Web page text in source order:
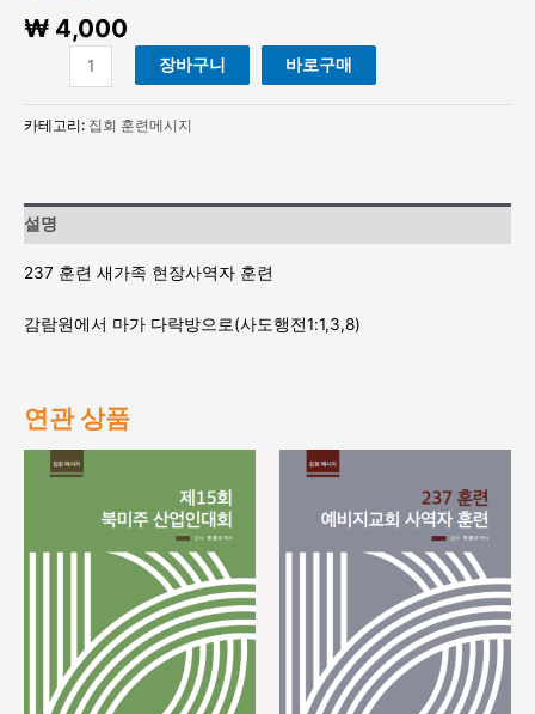
₩ 4,000
련
새
현
장
역
훈
량
장바구니 바로구매
카테고리: 집회 훈련메시지
설명
237 훈련 새가족 현장사역자 훈련
감람원에서 마가 다락방으로(사도행전1:1,3,8)
연관 상품